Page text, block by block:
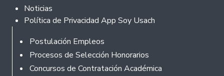
Noticias
Política de Privacidad App Soy Usach
Rodapé
Postulación Empleos
Procesos de Selección Honorarios
Concursos de Contratación Académica